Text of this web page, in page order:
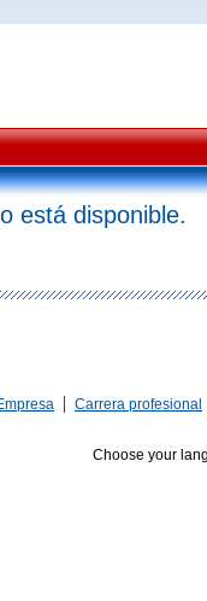
está disponible.
Carrera profesional
Choose your